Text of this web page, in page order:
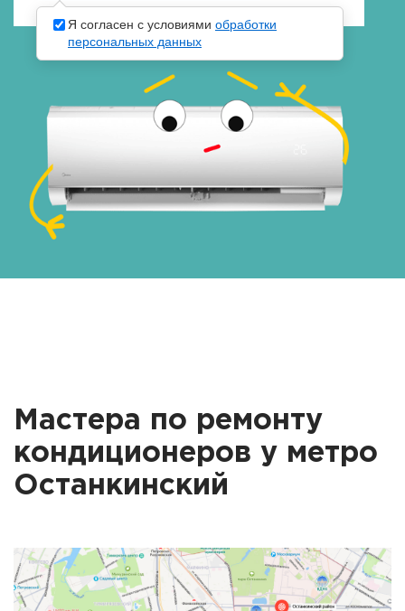
Мастера по ремонту
кондиционеров у метро
Останкинский
Я согласен с условиями обработки
персональных данных